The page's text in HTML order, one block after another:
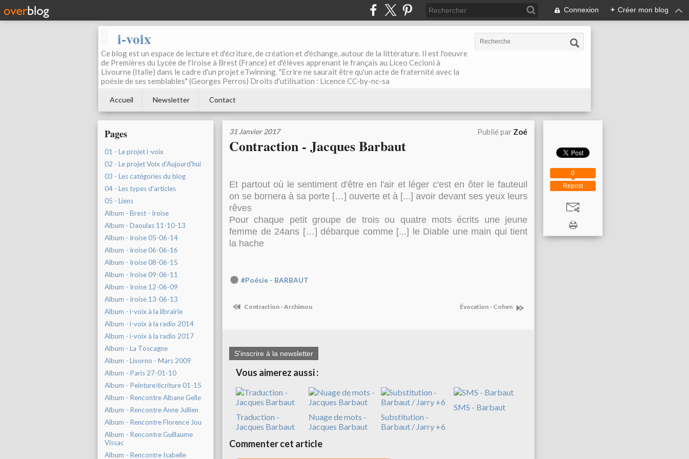
Connexion + Créer mon blog
i-voix
Ce blog est un espace de lecture et d'écriture, de création et d'échange, autour de la littérature. Il est l'oeuvre
de Premières du Lycée de l'Iroise à Brest (France) et d'élèves apprenant le français au Liceo Cecioni à
Livourne (Italie) dans le cadre d'un projet eTwinning. "Ecrire ne saurait être qu'un acte de fraternité avec la
poésie de ses semblables" (Georges Perros) Droits d'utilisation : Licence CC-by-nc-sa
Accueil Newsletter Contact
Pages
01 - Le projet i-voix
02 - Le projet Voix d'Aujourd'hui
03 - Les catégories du blog
04 - Les types d'articles
05 - Liens
Album - Brest - Iroise
Album - Daoulas 11-10-13
Album - Iroise 05-06-14
Album - Iroise 06-06-16
Album - Iroise 08-06-15
Album - Iroise 09-06-11
Album - Iroise 12-06-09
Album - Iroise 13-06-13
Album - i-voix à la librairie
Album - i-voix à la radio 2014
Album - i-voix à la radio 2017
Album - La Toscagne
Album - Livorno - Mars 2009
Album - Paris 27-01-10
Album - Peinture/écriture 01-15
Album - Rencontre Albane Gelle
Album - Rencontre Anne Jullien
Album - Rencontre Florence Jou
Album - Rencontre Guillaume
Vissac
Album - Rencontre Isabelle
31 Janvier 2017 Publié par Zoé
Contraction - Jacques Barbaut
Et partout où le sentiment d'être en l'air et léger c'est en ôter le fauteuil
on se bornera à sa porte […] ouverte et à [...] avoir devant ses yeux leurs
rêves
Pour chaque petit groupe de trois ou quatre mots écrits une jeune
femme de 24ans […] débarque comme [...] le Diable une main qui tient
la hache
#Poésie - BARBAUT
Contraction - Archimou Évocation - Cohen
S'inscrire à la newsletter
Vous aimerez aussi :
Traduction -
Jacques Barbaut
Nuage de mots -
Jacques Barbaut
Substitution -
Barbaut / Jarry +6
SMS - Barbaut
Commenter cet article
Repost
0